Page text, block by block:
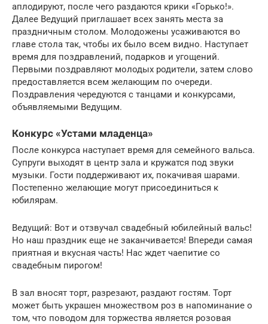
аплодируют, после чего раздаются крики «Горько!».
Далее Ведущий приглашает всех занять места за
праздничным столом. Молодожены усаживаются во
главе стола так, чтобы их было всем видно. Наступает
время для поздравлений, подарков и угощений.
Первыми поздравляют молодых родители, затем слово
предоставляется всем желающим по очереди.
Поздравления чередуются с танцами и конкурсами,
объявляемыми Ведущим.
Конкурс «Устами младенца»
После конкурса наступает время для семейного вальса.
Супруги выходят в центр зала и кружатся под звуки
музыки. Гости поддерживают их, покачивая шарами.
Постепенно желающие могут присоединиться к
юбилярам.
Ведущий: Вот и отзвучал свадебный юбилейный вальс!
Но наш праздник еще не заканчивается! Впереди самая
приятная и вкусная часть! Нас ждет чаепитие со
свадебным пирогом!
В зал вносят торт, разрезают, раздают гостям. Торт
может быть украшен множеством роз в напоминание о
том, что поводом для торжества является розовая